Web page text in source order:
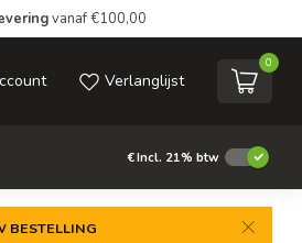
vanaf €100,00
Verlanglijst
0
€Incl. 21% btw
BESTELLING